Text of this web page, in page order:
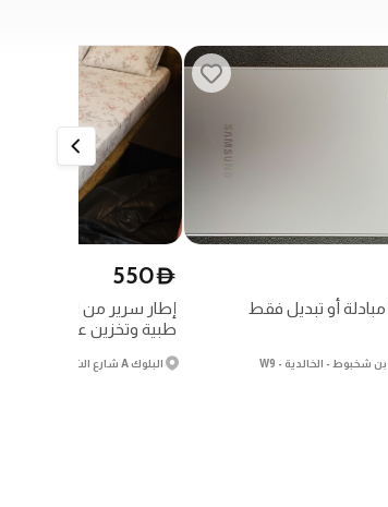
D
550
إطار سرير من الخشب
طبية وتخزين على الجانبين